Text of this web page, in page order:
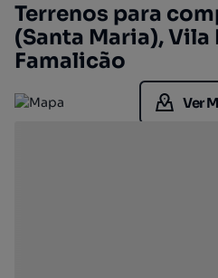
Terrenos para
(Santa Maria), Vila
Famalicão
Ver